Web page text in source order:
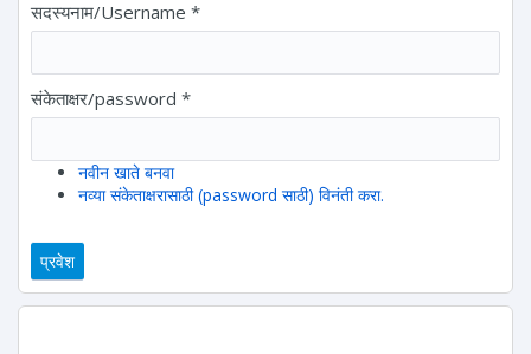
सदस्यनाम/Username *
संकेताक्षर/password *
नवीन खाते बनवा
नव्या संकेताक्षरासाठी (password साठी) विनंती करा.